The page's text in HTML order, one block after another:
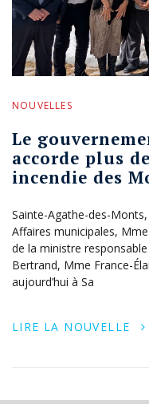
NOUVELLES
Le
accorde plus
incendie des
Sainte-Agathe-des-
Affaires municipales,
de la ministre
Bertrand, Mme France-
aujourd’hui à Sa
LIRE LA NOUVELLE